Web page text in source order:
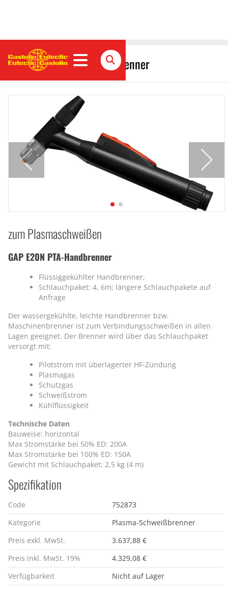
GAP E20N Plasma Handbrenner
zum Plasmaschweißen
GAP E20N PTA-Handbrenner
Flüssiggekühlter Handbrenner,
Schlauchpaket: 4, 6m; längere Schlauchpakete auf
Anfrage
Der wassergekühlte, leichte Handbrenner bzw.
Maschinenbrenner ist zum Verbindungsschweißen in allen
Lagen geeignet. Der Brenner wird über das Schlauchpaket
versorgt mit:
Pilotstrom mit überlagerter HF-Zündung
Plasmagas
Schutzgas
Schweißstrom
Kühlflüssigkeit
Technische Daten
Bauweise: horizontal
Max Stromstärke bei 50% ED: 200A
Max Stromstärke bei 100% ED: 150A
Gewicht mit Schlauchpaket: 2,5 kg (4 m)
Spezifikation
Code
752873
Kategorie
Plasma-Schweißbrenner
Preis exkl. MwSt.
3.637,88 €
Preis inkl. MwSt. 19%
4.329,08 €
Verfügbarkeit
Nicht auf Lager